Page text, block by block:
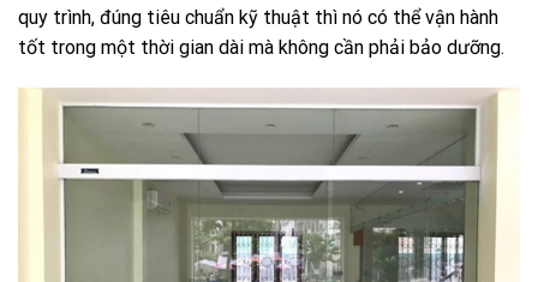
quy trình, đúng tiêu chuẩn kỹ thuật thì nó có thể vận hành
tốt trong một thời gian dài mà không cần phải bảo dưỡng.